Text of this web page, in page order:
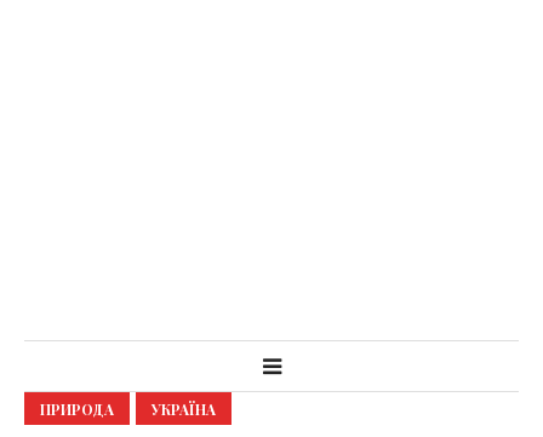
ПРИРОДА УКРАЇНА